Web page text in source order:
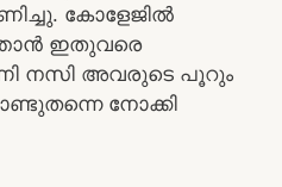
കോളേജിൽ
ഇതുവരെ
നസി അവരുടെ പൂറും
നോക്കി